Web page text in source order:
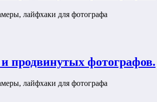
лайфхаки для фотографа
продвинутых фотографов.
лайфхаки для фотографа